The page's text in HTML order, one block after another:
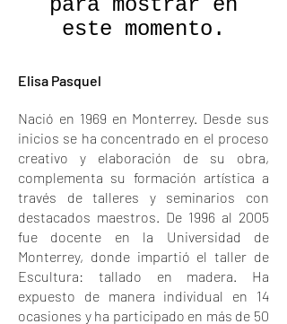
para mostrar en
este momento.
Elisa Pasquel
Nació en 1969 en Monterrey. Desde sus
inicios se ha concentrado en el proceso
creativo y elaboración de su obra,
complementa su formación artística a
través de talleres y seminarios con
destacados maestros. De 1996 al 2005
fue docente en la Universidad de
Monterrey, donde impartió el taller de
Escultura: tallado en madera. Ha
expuesto de manera individual en 14
ocasiones y ha participado en más de 50